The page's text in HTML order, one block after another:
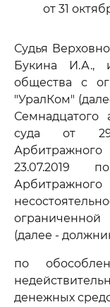
от 31
Судья
Букина И.А.,
общества с
"УралКом"
Семнадцатого
суда от
23.07.2019
ограниченной
(далее -
по
денежных